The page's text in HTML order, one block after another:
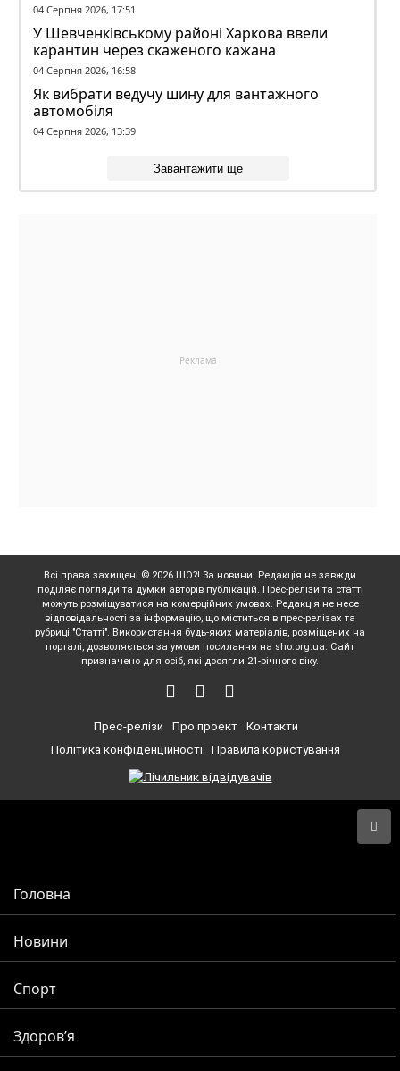
04 Серпня 2026, 17:51
У Шевченківському районі Харкова ввели
карантин через скаженого кажана
04 Серпня 2026, 16:58
Як вибрати ведучу шину для вантажного
автомобіля
04 Серпня 2026, 13:39
Завантажити ще
Всі права захищені © 2026 ШО?! За новини. Редакція не завжди
поділяє погляди та думки авторів публікацій. Прес-релізи та статті
можуть розміщуватися на комерційних умовах. Редакція не несе
відповідальності за інформацію, що міститься в прес-релізах та
рубриці "Статті". Використання будь-яких матеріалів, розміщених на
порталі, дозволяється за умови посилання на sho.org.ua. Сайт
призначено для осіб, які досягли 21-річного віку.
Прес-релізи Про проект
Контакти
Політика конфіденційності
Правила користування
Головна
Новини
Спорт
Здоров’я